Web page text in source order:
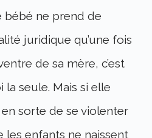
bébé ne prend de
juridique qu’une fois
de sa mère, c’est
la seule. Mais si elle
sorte de se violenter
les enfants ne naissent